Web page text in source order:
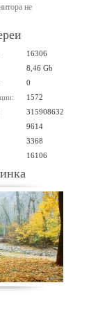
не
16306
8,46 Gb
0
1572
315908632
9614
3368
16106